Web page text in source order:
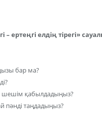
– ертеңгі елдің тірегі»
бар ма?
шешім қабылдадыңыз?
таңдадыңыз?